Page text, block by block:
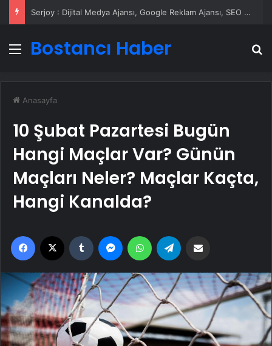
Serjoy : Dijital Medya Ajansı, Google Reklam Ajansı, SEO Ajansı ve Web Tasarım Ajansı
Menü
Bostancı Haber
Anasayfa
10 Şubat Pazartesi Bugün
Hangi Maçlar Var? Günün
Maçları Neler? Maçlar Kaçta,
Hangi Kanalda?
Facebook Tumblr MessengerWhatsApp